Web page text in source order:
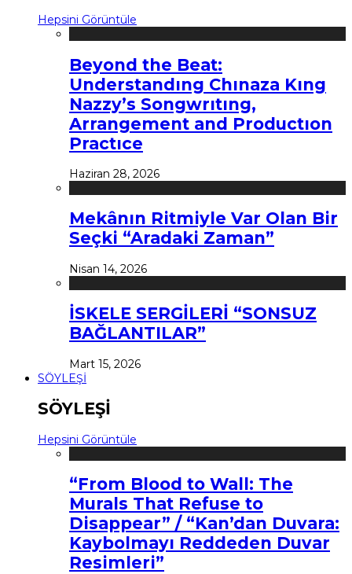
Hepsini Görüntüle
Beyond the Beat:
Understandıng Chınaza Kıng
Nazzy’s Songwrıtıng,
Arrangement and Productıon
Practıce
Haziran 28, 2026
Mekânın Ritmiyle Var Olan Bir
Seçki “Aradaki Zaman”
Nisan 14, 2026
İSKELE SERGİLERİ “SONSUZ
BAĞLANTILAR”
Mart 15, 2026
SÖYLEŞİ
SÖYLEŞİ
Hepsini Görüntüle
“From Blood to Wall: The
Murals That Refuse to
Disappear” / “Kan’dan Duvara:
Kaybolmayı Reddeden Duvar
Resimleri”